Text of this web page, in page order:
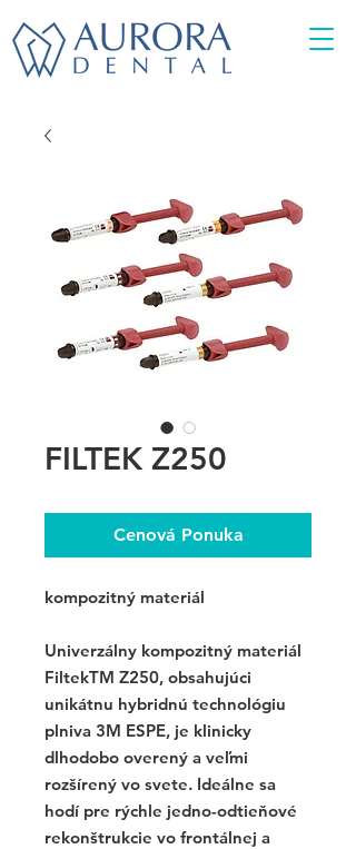
FILTEK Z250
Cenová Ponuka
kompozitný materiál
Univerzálny kompozitný materiál
FiltekTM Z250, obsahujúci
unikátnu hybridnú technológiu
plniva 3M ESPE, je klinicky
dlhodobo overený a veľmi
rozšírený vo svete. Ideálne sa
hodí pre rýchle jedno-odtieňové
rekonštrukcie vo frontálnej a